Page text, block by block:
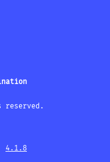
4.1.8